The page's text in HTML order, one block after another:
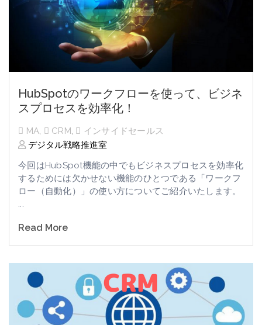
HubSpotのワークフローを使って、ビジネ
スプロセスを効率化！
MA, CRM,
インサイドセールス
デジタル戦略推進室
今回はHubSpot機能の中でもビジネスプロセスを効率化
するためには欠かせない機能のひとつである「ワークフ
ロー（自動化）」の使い方についてご紹介いたします。
...
Read More